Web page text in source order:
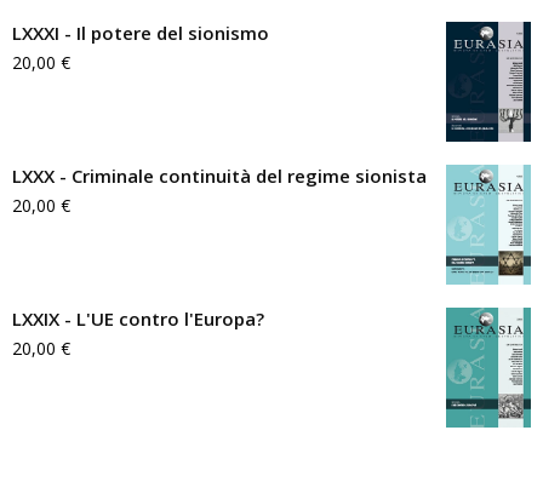
LXXXI - Il potere del sionismo
20,00 €
LXXX - Criminale continuità del regime sionista
20,00 €
LXXIX - L'UE contro l'Europa?
20,00 €